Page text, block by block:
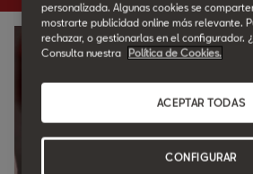
personalizada. Algunas cookies se
mostrarte publicidad online más relevante.
rechazar, o gestionarlas en el configurador.
Consulta nuestra
Política de Cookies.
ACEPTAR TODAS
CONFIGURAR